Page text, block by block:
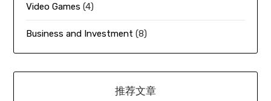
Video Games (4)
Business and Investment (8)
推荐文章